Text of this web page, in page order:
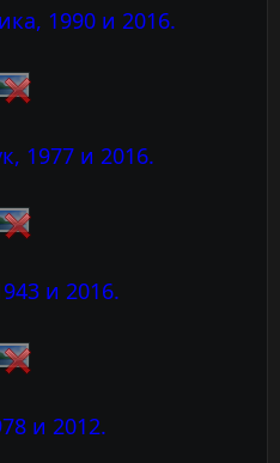
1990 и 2016.
1977 и 2016.
и 2016.
и 2012.